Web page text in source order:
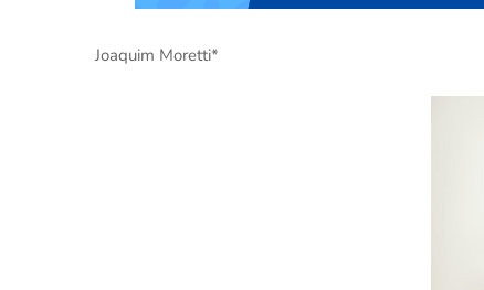
Joaquim Moretti*